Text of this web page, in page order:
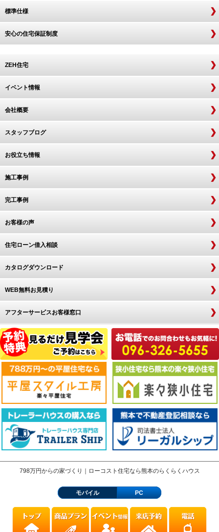
標準仕様
安心の住宅保証制度
ZEH住宅
イベント情報
会社概要
スタッフブログ
お役立ち情報
施工事例
完工事例
お客様の声
住宅ローン借入相談
カタログダウンロード
WEB無料お見積り
アフターサービスお客様窓口
798万円からの家づくり｜ローコスト住宅なら熊本のらくらくハウス
モバイル PC